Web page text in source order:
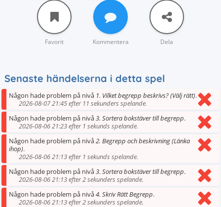
Favorit Kommentera Dela
Senaste händelserna i detta spel
Någon hade problem på nivå 1. Vilket begrepp beskrivs? (Välj rätt).
2026-08-07 21:45 efter 11 sekunders spelande.
Någon hade problem på nivå3. Sortera bokstäver till begrepp.
2026-08-06 21:23 efter 1 sekunds spelande.
Någon hade problem på nivå2. Begrepp och beskrivning (Länka
ihop).
2026-08-06 21:13 efter 1 sekunds spelande.
Någon hade problem på nivå3. Sortera bokstäver till begrepp.
2026-08-06 21:13 efter 2 sekunders spelande.
Någon hade problem på nivå4. Skriv Rätt Begrepp.
2026-08-06 21:13 efter 2 sekunders spelande.